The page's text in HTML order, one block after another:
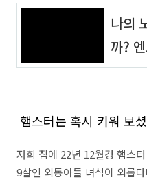
햄스터는 혹시 키워 보
저희 집에 22년 12월경 햄스
9살인 외동아들 녀석이 외롭